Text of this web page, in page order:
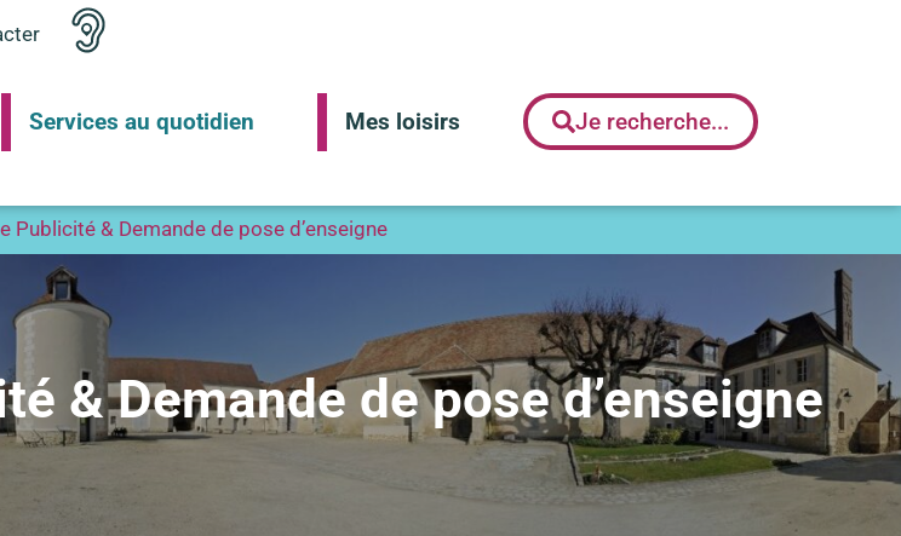
Services au quotidien Mes loisirs Je recherche...
Publicité & Demande de pose d’enseigne
& Demande de pose d’enseigne